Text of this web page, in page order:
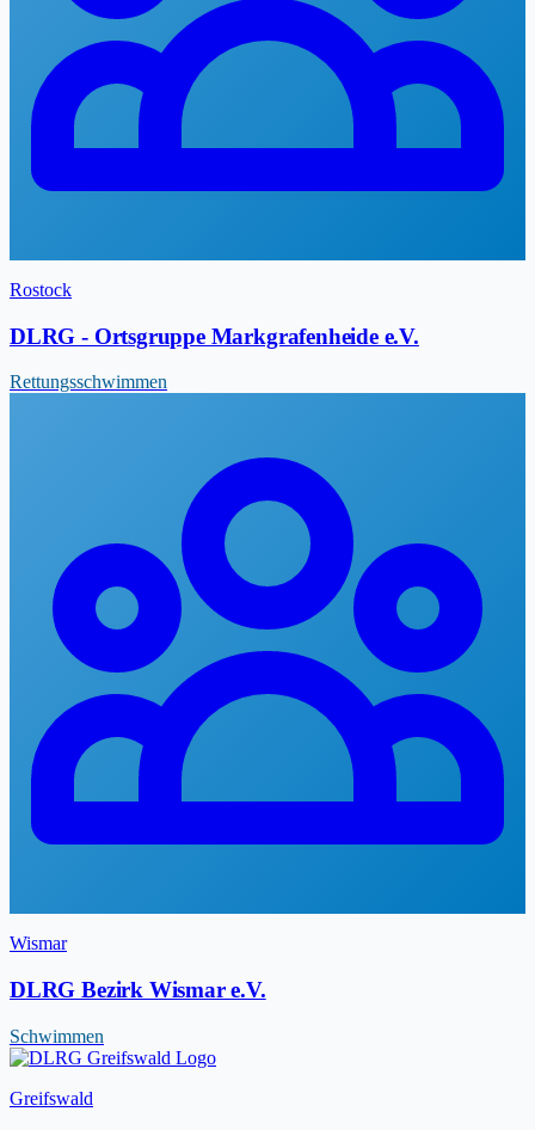
Rostock
DLRG - Ortsgruppe Markgrafenheide e.V.
Rettungsschwimmen
Wismar
DLRG Bezirk Wismar e.V.
Schwimmen
Greifswald